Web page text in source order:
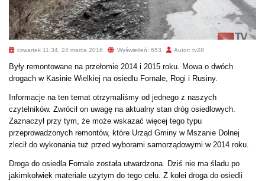
czwartek 11:34, 24 marca 2016 Wyświetleń: 653 Autor: tv28
Były remontowane na przełomie 2014 i 2015 roku. Mowa o dwóch
drogach w Kasinie Wielkiej na osiedlu Fornale, Rogi i Rusiny.
Informacje na ten temat otrzymaliśmy od jednego z naszych
czytelników. Zwrócił on uwagę na aktualny stan dróg osiedlowych.
Zaznaczył przy tym, że może wskazać więcej tego typu
przeprowadzonych remontów, które Urząd Gminy w Mszanie Dolnej
zlecił do wykonania tuż przed wyborami samorządowymi w 2014 roku.
Droga do osiedla Fornale została utwardzona. Dziś nie ma śladu po
jakimkolwiek materiale użytym do tego celu. Z kolei droga do osiedli